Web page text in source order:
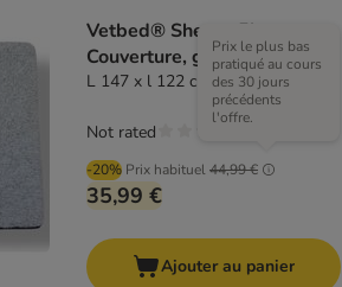
Vetbed® Sherpa Fleece
Couverture, grise
L 147 x l 122 cm
-20% Prix habituel44,99 €
Prix le plus bas
pratiqué au cours
des 30 jours
précédents
l'offre.
35,99 €
Not rated
Ajouter au panier